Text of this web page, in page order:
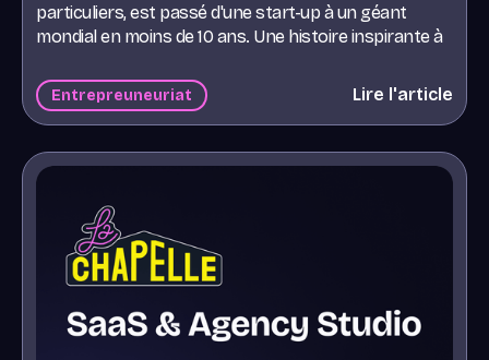
particuliers, est passé d'une start-up à un géant
mondial en moins de 10 ans. Une histoire inspirante à
Entrepreuneuriat Lire l'article